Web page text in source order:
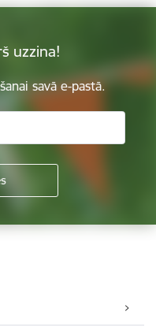
uzzina!
savā e-pastā.